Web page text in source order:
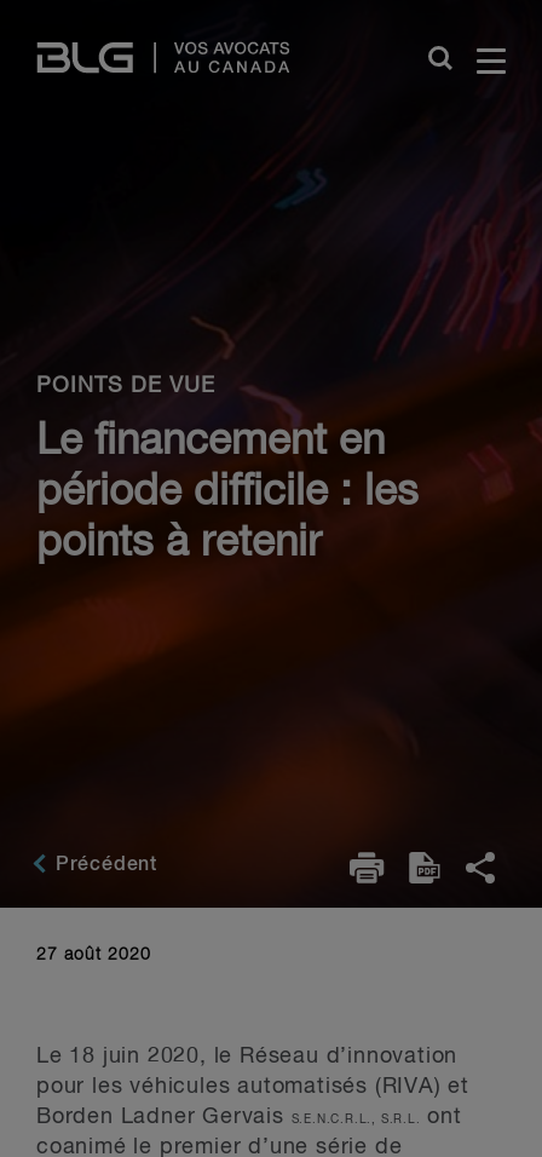
Links
Close
POINTS DE VUE
Le financement en
période difficile : les
points à retenir
Précédent
27 août 2020
Le 18 juin 2020, le Réseau d’innovation
pour les véhicules automatisés (RIVA) et
Borden Ladner Gervais
S.E.N.C.R.L., S.R.L.
ont
coanimé le premier d’une série de